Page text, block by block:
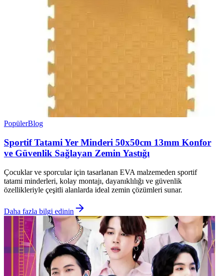
PopülerBlog
Sportif Tatami Yer Minderi 50x50cm 13mm Konfor
ve Güvenlik Sağlayan Zemin Yastığı
Çocuklar ve sporcular için tasarlanan EVA malzemeden sportif
tatami minderleri, kolay montajı, dayanıklılığı ve güvenlik
özellikleriyle çeşitli alanlarda ideal zemin çözümleri sunar.
Daha fazla bilgi edinin